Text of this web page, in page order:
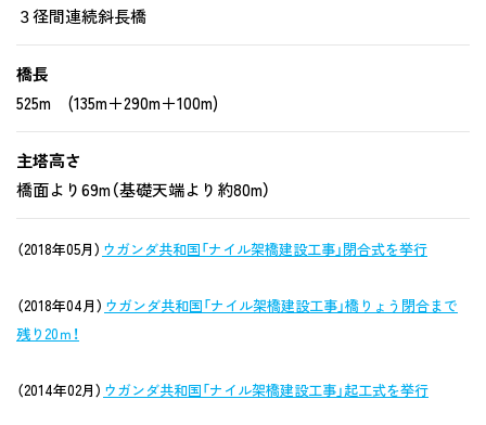
３径間連続斜長橋
橋長
525m (135m＋290m＋100m)
主塔高さ
橋面より69m（基礎天端より約80m）
（2018年05月） ウガンダ共和国「ナイル架橋建設工事」閉合式を挙行
（2018年04月） ウガンダ共和国「ナイル架橋建設工事」橋りょう閉合まで
残り20ｍ！
（2014年02月） ウガンダ共和国「ナイル架橋建設工事」起工式を挙行